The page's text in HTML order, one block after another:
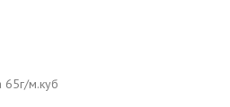
65г/м.куб